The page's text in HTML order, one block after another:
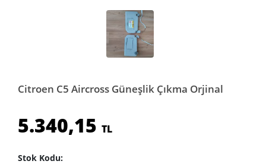
Citroen C5 Aircross Güneşlik Çıkma Orjinal
5.340,15 TL
Stok Kodu: